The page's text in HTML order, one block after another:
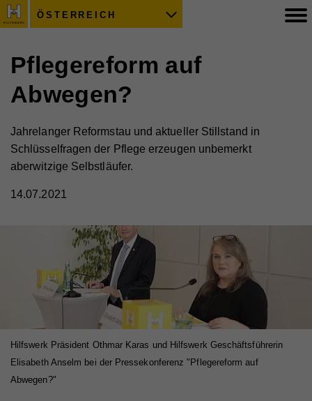
ÖSTERREICH
Pflegereform auf
Abwegen?
Jahrelanger Reformstau und aktueller Stillstand in
Schlüsselfragen der Pflege erzeugen unbemerkt
aberwitzige Selbstläufer.
14.07.2021
Hilfswerk Präsident Othmar Karas und Hilfswerk Geschäftsführerin
Elisabeth Anselm bei der Pressekonferenz "Pflegereform auf
Abwegen?"